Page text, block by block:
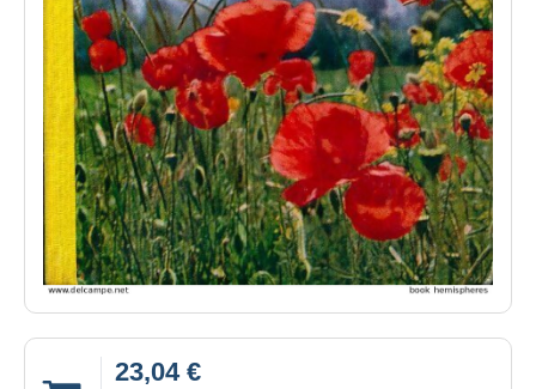
23,04 €